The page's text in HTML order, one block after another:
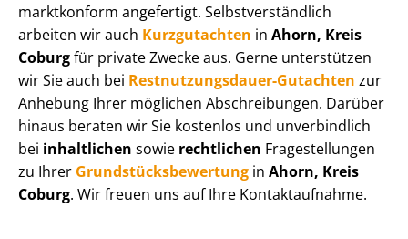
marktkonform angefertigt. Selbst­ver­ständ­lich
arbeiten wir auch Kurzgutachten in Ahorn, Kreis
Coburgfür private Zwecke aus. Gerne unterstützen
wir Sie auch bei Rest­nut­zungs­dau­er-Gutachten zur
Anhebung Ihrer möglichen Abschreibungen. Darüber
hinaus beraten wir Sie kostenlos und unverbindlich
bei inhaltlichen sowie rechtlichen Fragestellungen
zu Ihrer Grund­stücks­be­wer­tung in Ahorn, Kreis
Coburg. Wir freuen uns auf Ihre Kontaktaufnahme.